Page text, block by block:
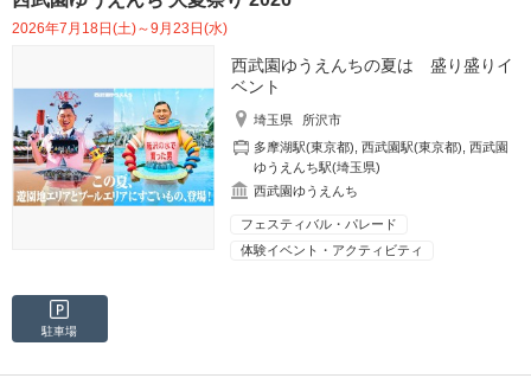
2026年7月18日(土)～9月23日(水)
西武園ゆうえんちの夏は 盛り盛りイ
ベント
埼玉県
所沢市
多摩湖駅(東京都) ,西武園駅(東京都) ,西武園
ゆうえんち駅(埼玉県)
西武園ゆうえんち
フェスティバル・パレード
体験イベント・アクティビティ
駐車場